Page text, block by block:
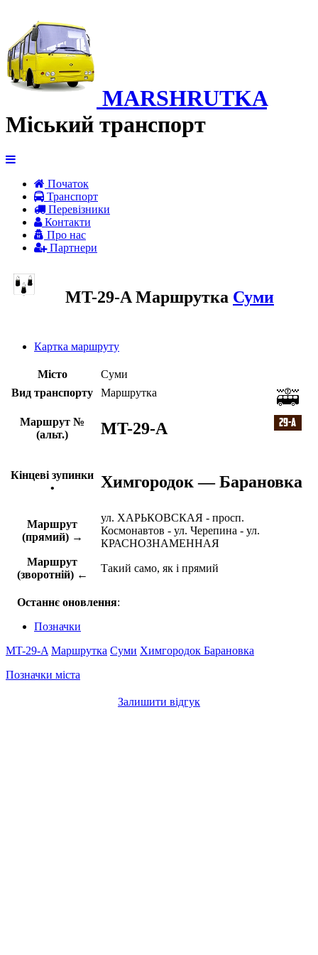
MARSHRUTKA
Міський транспорт
Початок
Транспорт
Перевiзники
Контакти
Про нас
Партнери
MT-29-A Маршрутка Суми
Картка маршруту
Місто
Суми
Вид транспорту
Маршрутка
Маршрут №
(альт.)
MT-29-A
Кінцеві зупинки
•
Химгородок — Барановка
Маршрут
(прямий) →
ул. ХАРЬКОВСКАЯ - просп.
Космонавтов - ул. Черепина - ул.
КРАСНОЗНАМЕННАЯ
Маршрут
(зворотній) ←
Такий само, як і прямий
Останнє оновлення:
Позначки
MT-29-A Маршрутка Суми Химгородок Барановка
Позначки міста
Залишити відгук